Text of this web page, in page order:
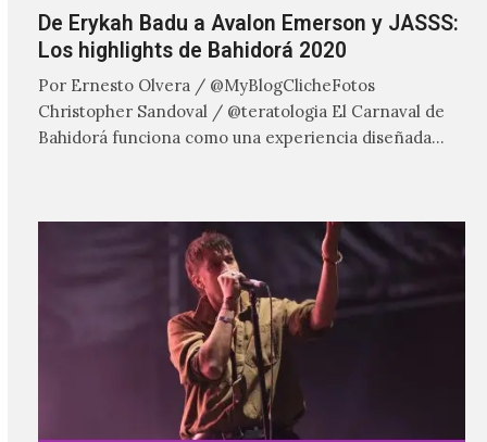
De Erykah Badu a Avalon Emerson y JASSS:
Los highlights de Bahidorá 2020
Por Ernesto Olvera / @MyBlogClicheFotos
Christopher Sandoval / @teratologia El Carnaval de
Bahidorá funciona como una experiencia diseñada